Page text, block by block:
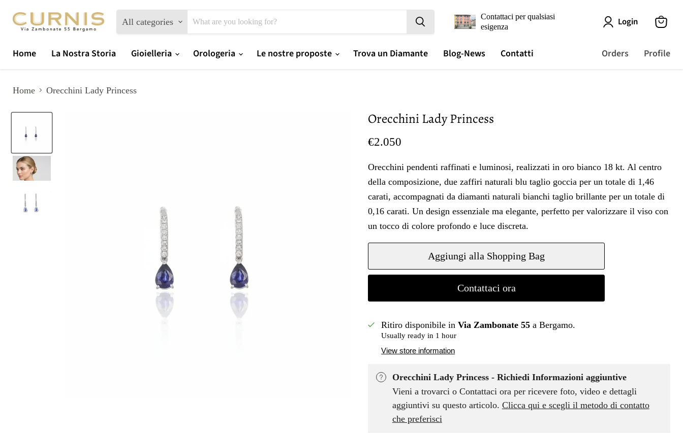
All categories
Contattaci per qualsiasi
esigenza
Login
Home La Nostra Storia Gioielleria Orologeria Le nostre proposte Trova un Diamante Blog-News Contatti Orders Profile
Home Orecchini Lady Princess
Orecchini Lady Princess
Prezzo oggi
€2.050
Orecchini pendenti raffinati e luminosi, realizzati in oro bianco 18 kt. Al centro
della composizione, due zaffiri naturali blu taglio goccia per un totale di 1,46
carati, accompagnati da diamanti naturali bianchi taglio brillante per un totale di
0,16 carati. Un design essenziale ma elegante, perfetto per valorizzare il viso con
un tocco di colore profondo e luce discreta.
Aggiungi alla Shopping Bag
Contattaci ora
Ritiro disponibile inVia Zambonate 55 a Bergamo.
Usually ready in 1 hour
View store information
Orecchini Lady Princess - Richiedi Informazioni aggiuntive
Vieni a trovarci o Contattaci ora per ricevere foto, video e dettagli
aggiuntivi su questo articolo. Clicca qui e scegli il metodo di contatto
che preferisci